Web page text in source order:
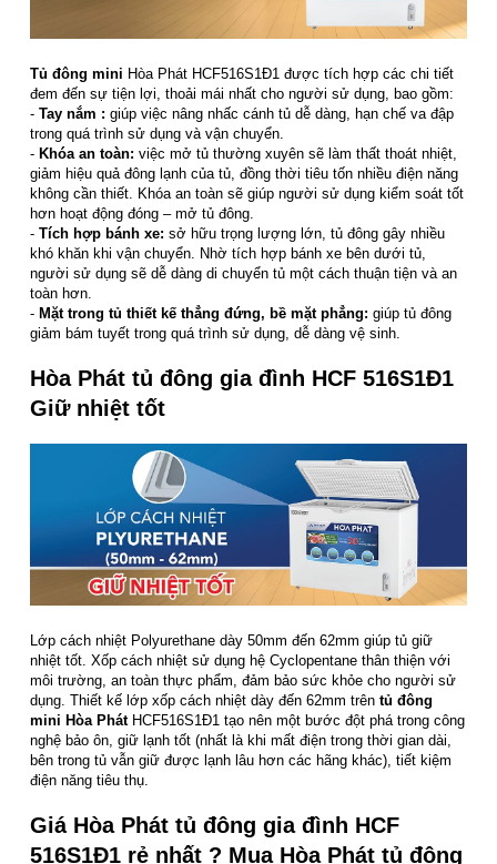
Tủ đông mini Hòa Phát HCF516S1Đ1 được tích hợp các chi tiết
đem đến sự tiện lợi, thoải mái nhất cho người sử dụng, bao gồm:
- Tay nắm : giúp việc nâng nhấc cánh tủ dễ dàng, hạn chế va đập
trong quá trình sử dụng và vận chuyển.
- Khóa an toàn: việc mở tủ thường xuyên sẽ làm thất thoát nhiệt,
giảm hiệu quả đông lạnh của tủ, đồng thời tiêu tốn nhiều điện năng
không cần thiết. Khóa an toàn sẽ giúp người sử dụng kiểm soát tốt
hơn hoạt động đóng – mở tủ đông.
- Tích hợp bánh xe: sở hữu trọng lượng lớn, tủ đông gây nhiều
khó khăn khi vận chuyển. Nhờ tích hợp bánh xe bên dưới tủ,
người sử dụng sẽ dễ dàng di chuyển tủ một cách thuận tiện và an
toàn hơn.
- Mặt trong tủ thiết kế thẳng đứng, bề mặt phẳng: giúp tủ đông
giảm bám tuyết trong quá trình sử dụng, dễ dàng vệ sinh.
Hòa Phát tủ đông gia đình HCF 516S1Đ1
Giữ nhiệt tốt
Lớp cách nhiệt Polyurethane dày 50mm đến 62mm giúp tủ giữ
nhiệt tốt. Xốp cách nhiệt sử dụng hệ Cyclopentane thân thiện với
môi trường, an toàn thực phẩm, đảm bảo sức khỏe cho người sử
dụng. Thiết kế lớp xốp cách nhiệt dày đến 62mm trên tủ đông
mini Hòa PhátHCF516S1Đ1 tạo nên một bước đột phá trong công
nghệ bảo ôn, giữ lạnh tốt (nhất là khi mất điện trong thời gian dài,
bên trong tủ vẫn giữ được lạnh lâu hơn các hãng khác), tiết kiệm
điện năng tiêu thụ.
Giá Hòa Phát tủ đông gia đình HCF
516S1Đ1 rẻ nhất ? Mua Hòa Phát tủ đông